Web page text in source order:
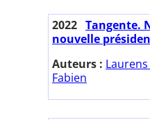
2022 Tangente.
nouvelle
Auteurs :
Fabien